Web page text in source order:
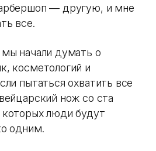
— другую, и мне
все.
начали думать о
косметологий и
пытаться охватить все
нож со ста
люди будут
одним.